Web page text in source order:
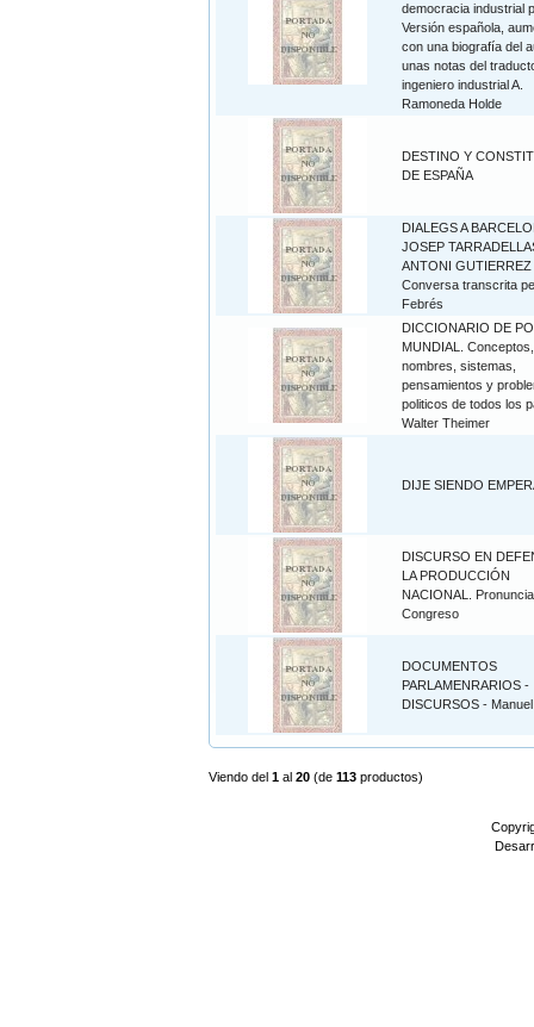
democracia industrial
Versión española,
con una biografía del
unas notas del
ingeniero industrial A.
Ramoneda Holde
DESTINO Y
DE ESPAÑA
DIALEGS A
JOSEP
ANTONI GUTIERREZ
Conversa transcrita
Febrés
DICCIONARIO DE
MUNDIAL. Conceptos,
nombres, sistemas,
pensamientos y
politicos de todos los
Walter Theimer
DIJE SIENDO
DISCURSO EN
LA PRODUCCIÓN
NACIONAL.
Congreso
DOCUMENTOS
PARLAMENRARIOS -
DISCURSOS -
Viendo del 1 al 20 (de 113 productos)